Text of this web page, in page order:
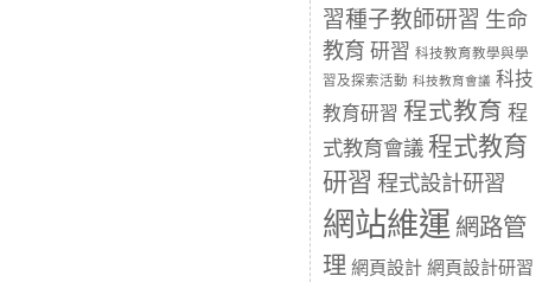
習種子教師研習 生命
教育 研習 科技教育教學與學
習及探索活動 科技教育會議 科技
教育研習 程式教育 程
式教育會議 程式教育
研習 程式設計研習
網站維運 網路管
理 網頁設計 網頁設計研習